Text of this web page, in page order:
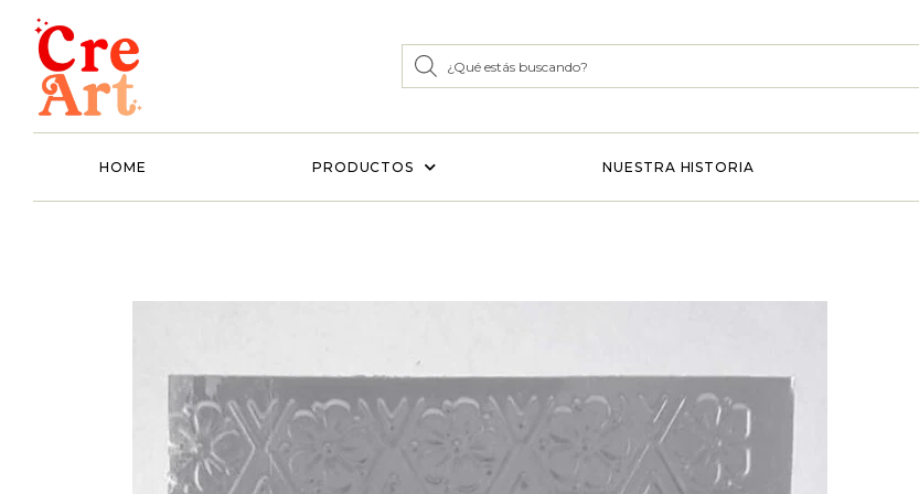
HOME PRODUCTOS NUESTRA HISTORIA